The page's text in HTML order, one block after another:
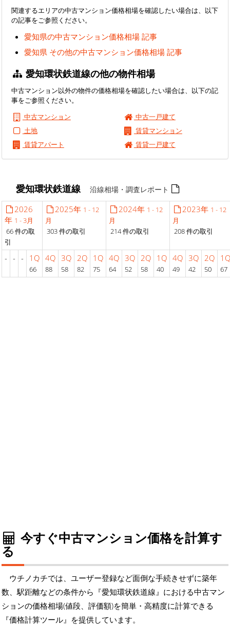
関連するエリアの中古マンション価格相場を確認したい場合は、以下
の記事をご参照ください。
愛知県の中古マンション価格相場 記事
愛知県 その他の中古マンション価格相場 記事
愛知環状鉄道線の他の物件相場
中古マンション以外の物件の価格相場を確認したい場合は、以下の記
事をご参照ください。
中古マンション
中古一戸建て
土地
賃貸マンション
賃貸アパート
賃貸一戸建て
愛知環状鉄道線沿線相場・調査レポート
2026
年 1 - 3月
66 件の取
引
2025年 1 - 12
月
303 件の取引
2024年 1 - 12
月
214 件の取引
2023年 1 - 12
月
208 件の取引
- - - 1Q
66
4Q
88
3Q
58
2Q
82
1Q
75
4Q
64
3Q
52
2Q
58
1Q
40
4Q
49
3Q
42
2Q
50
1Q
67
今すぐ中古マンション価格を計算す
る
ウチノカチでは、ユーザー登録など面倒な手続きせずに築年
数、駅距離などの条件から『愛知環状鉄道線』における中古マン
ションの価格相場(値段、評価額)を簡単・高精度に計算できる
『価格計算ツール』を提供しています。